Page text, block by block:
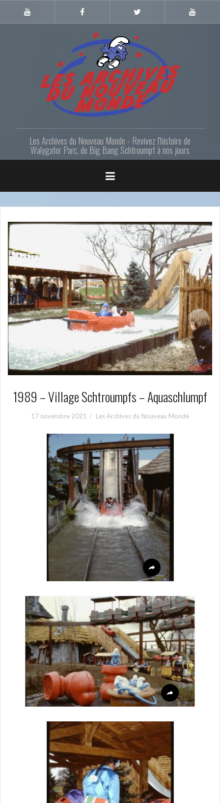
content
Youtube
Gazette
Facebook
Youtube
LANM
Les Archives du Nouveau Monde - Revivez l'histoire de
Walygator Parc, de Big Bang Schtroumpf à nos jours
1989 – Village Schtroumpfs – Aquaschlumpf
17 novembre 2021 Les Archives du Nouveau Monde